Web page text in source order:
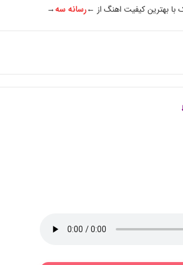
با بهترین کیفیت اهنگ از ←رسانه سه→